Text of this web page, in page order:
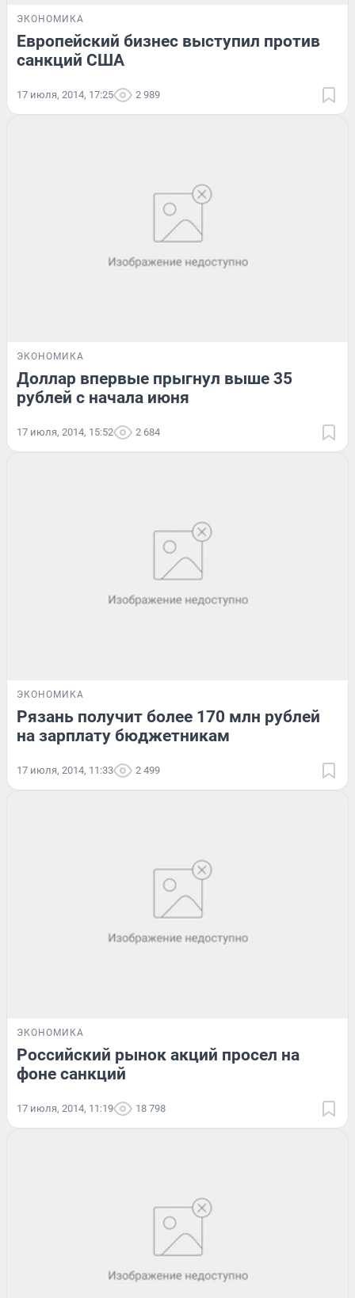
ЭКОНОМИКА
Европейский бизнес выступил против
санкций США
17 июля, 2014, 17:25 2 989
ЭКОНОМИКА
Доллар впервые прыгнул выше 35
рублей с начала июня
17 июля, 2014, 15:52 2 684
ЭКОНОМИКА
Рязань получит более 170 млн рублей
на зарплату бюджетникам
17 июля, 2014, 11:33 2 499
ЭКОНОМИКА
Российский рынок акций просел на
фоне санкций
17 июля, 2014, 11:19 18 798